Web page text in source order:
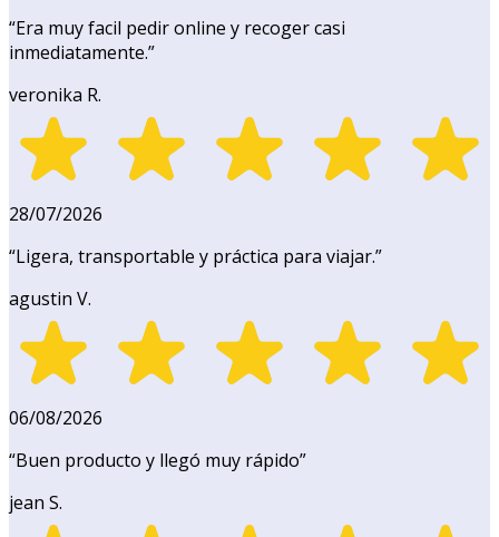
“Era muy facil pedir online y recoger casi
inmediatamente.”
veronika R.
28/07/2026
“Ligera, transportable y práctica para viajar.”
agustin V.
06/08/2026
“Buen producto y llegó muy rápido”
jean S.